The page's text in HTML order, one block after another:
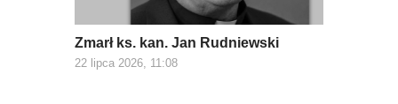
Zmarł ks. kan. Jan Rudniewski
22 lipca 2026, 11:08